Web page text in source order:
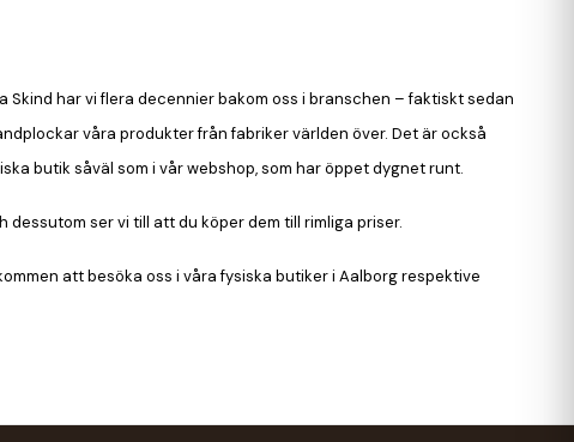
har vi flera decennier bakom oss i branschen – faktiskt sedan
våra produkter från fabriker världen över. Det är också
butik såväl som i vår webshop, som har öppet dygnet runt.
ser vi till att du köper dem till rimliga priser.
att besöka oss i våra fysiska butiker i Aalborg respektive